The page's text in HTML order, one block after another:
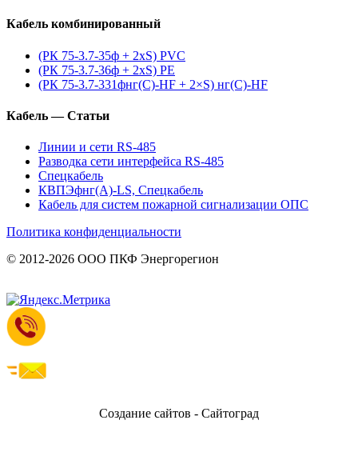
Кабель комбинированный
(РК 75-3.7-35ф + 2xS) PVC
(РК 75-3.7-36ф + 2xS) PE
(РК 75-3.7-331фнг(С)-HF + 2×S) нг(С)-HF
Кабель — Статьи
Линии и сети RS-485
Разводка сети интерфейса RS-485
Спецкабель
КВПЭфнг(А)-LS, Спецкабель
Кабель для систем пожарной сигнализации ОПС
Политика конфиденциальности
© 2012-2026 ООО ПКФ Энергорегион
Создание сайтов - Сайтоград